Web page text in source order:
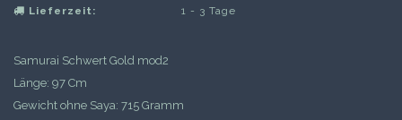
Lieferzeit:
1 - 3 Tage
Samurai Schwert Gold mod2
Länge: 97 Cm
Gewicht ohne Saya: 715 Gramm